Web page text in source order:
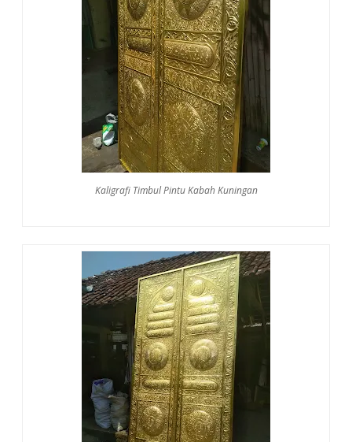
Kaligrafi Timbul Pintu Kabah Kuningan